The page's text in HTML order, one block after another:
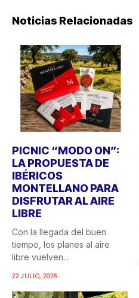
Noticias Relacionadas
PICNIC “MODO ON”:
LA PROPUESTA DE
IBÉRICOS
MONTELLANO PARA
DISFRUTAR AL AIRE
LIBRE
Con la llegada del buen
tiempo, los planes al aire
libre vuelven...
22 JULIO, 2026